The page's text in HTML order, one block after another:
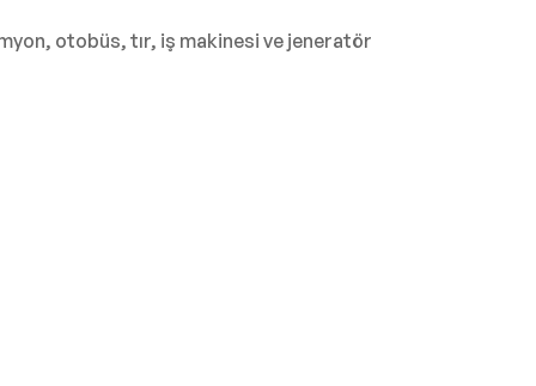
otobüs, tır, iş makinesi ve jeneratör